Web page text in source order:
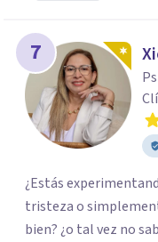
7
¿Estás experimentando preocupaciones, agotamiento,
tristeza o
bien? ¿o tal vez no sabes cómo ponerlo en palabras.? En